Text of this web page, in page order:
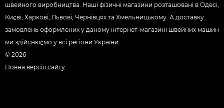
швейного виробництва. Наші фізичні магазини розташовані в Одесі,
Києві, Харкові, Львові, Чернівцях та Хмельницькому. А доставку
замовлень оформлених у даному інтернет-магазині швейних машин
ми здійснюємо у всі регіони України.
© 2026
Повна версія сайту